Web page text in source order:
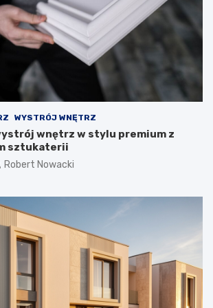
WYSTRÓJ WNĘTRZ
wnętrz w stylu premium z
sztukaterii
Robert Nowacki